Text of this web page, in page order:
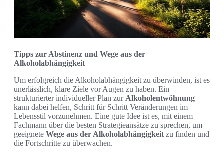
Tipps zur Abstinenz und Wege aus der
Alkoholabhängigkeit
Um erfolgreich die Alkoholabhängigkeit zu überwinden, ist es
unerlässlich, klare Ziele vor Augen zu haben. Ein
strukturierter individueller Plan zur Alkoholentwöhnung
kann dabei helfen, Schritt für Schritt Veränderungen im
Lebensstil vorzunehmen. Eine gute Idee ist es, mit einem
Fachmann über die besten Strategieansätze zu sprechen, um
geeignete Wege aus der Alkoholabhängigkeit zu finden und
die Fortschritte zu überwachen.